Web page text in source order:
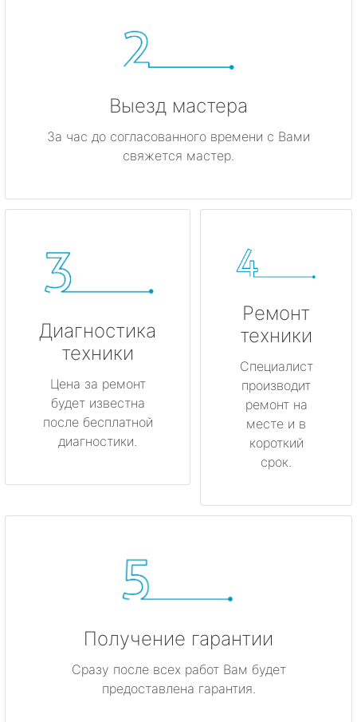
Выезд мастера
За час до согласованного времени с Вами
свяжется мастер.
Диагностика
техники
Цена за ремонт
будет известна
после бесплатной
диагностики.
Ремонт
техники
Специалист
производит
ремонт на
месте и в
короткий
срок.
Получение гарантии
Сразу после всех работ Вам будет
предоставлена гарантия.